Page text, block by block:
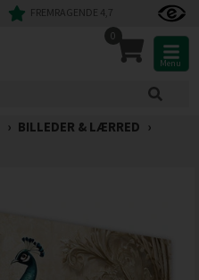
FREMRAGENDE 4,7
0
Menu
› BILLEDER & LÆRRED ›